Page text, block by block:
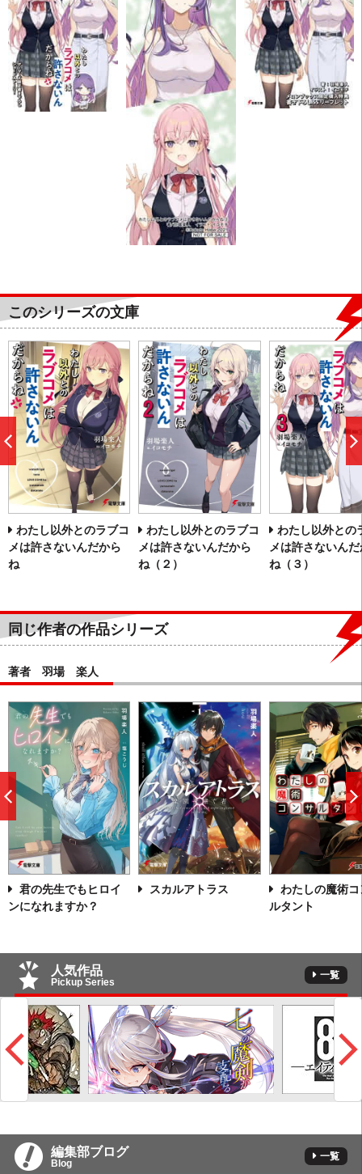
このシリーズの文庫
わたし以外とのラブコ
メは許さないんだから
ね
わたし以外とのラブコ
メは許さないんだから
ね（２）
わたし以外との
メは許さないん
ね（３）
前
へ
同じ作者の作品シリーズ
著者 羽場 楽人
君の先生でもヒロイ
ンになれますか？
スカルアトラス
わたしの魔術コ
ルタント
人気作品
Pickup Series
一覧
編集部ブログ
Blog
一覧